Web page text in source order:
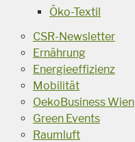
Öko-Textil
CSR-Newsletter
Ernährung
Energieeffizienz
Mobilität
OekoBusiness Wien
Green Events
Raumluft